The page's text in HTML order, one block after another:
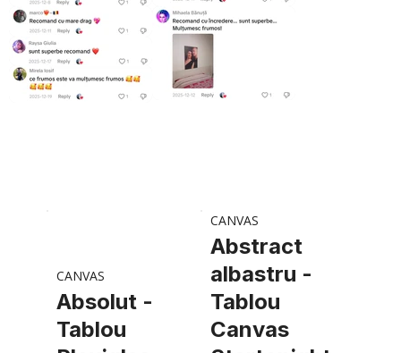
CANVAS
Absolut -
Tablou
CANVAS
Abstract
albastru -
Tablou
Canvas